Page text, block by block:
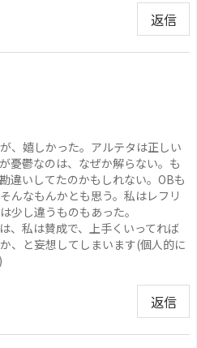
返信
、嬉しかった。アルテタは正しい
憂鬱なのは、なぜか解らない。も
違いしてたのかもしれない。OBも
んなもんかとも思う。私はレフリ
少し違うものもあった。
、私は賛成で、上手くいってれば
、と妄想してしまいます(個人的に
返信